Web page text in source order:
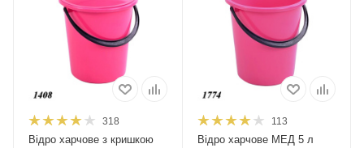
318
Відро харчове з кришкою
113
Відро харчове МЕД 5 л